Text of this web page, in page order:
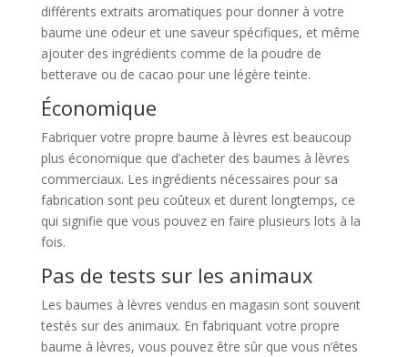
différents extraits aromatiques pour donner à votre
baume une odeur et une saveur spécifiques, et même
ajouter des ingrédients comme de la poudre de
betterave ou de cacao pour une légère teinte.
Économique
Fabriquer votre propre baume à lèvres est beaucoup
plus économique que d’acheter des baumes à lèvres
commerciaux. Les ingrédients nécessaires pour sa
fabrication sont peu coûteux et durent longtemps, ce
qui signifie que vous pouvez en faire plusieurs lots à la
fois.
Pas de tests sur les animaux
Les baumes à lèvres vendus en magasin sont souvent
testés sur des animaux. En fabriquant votre propre
baume à lèvres, vous pouvez être sûr que vous n’êtes